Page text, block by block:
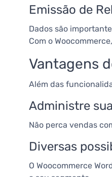
Emissão de
Dados são
Com o
Vantagens
Além das
Administre
Não perca vendas
Diversas
O Woocommerce